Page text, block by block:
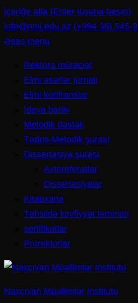
İçeriğe atla (Enter tuşuna basın)
info@nmi.edu.az (+994 36) 545-
Əsas menu
Rektora müraciət
Elmi əsərlər jurnalı
Elmi konfranslar
İdeya bankı
Metodik dəstək
Tədris-Metodik şurası
Dissertasiya şurası
Avtoreferatlar
Dissertasiyalar
Kitabxana
Təhsildə keyfiyyət təminatı
sertifikatlar
Prorektorlar
Naxçıvan Müəllimlər İnstitutu